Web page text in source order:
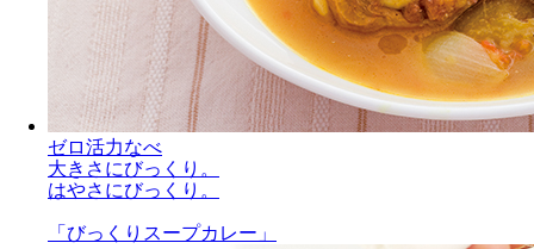
ゼロ活力なべ
大きさにびっくり。
はやさにびっくり。
「びっくりスープカレー」